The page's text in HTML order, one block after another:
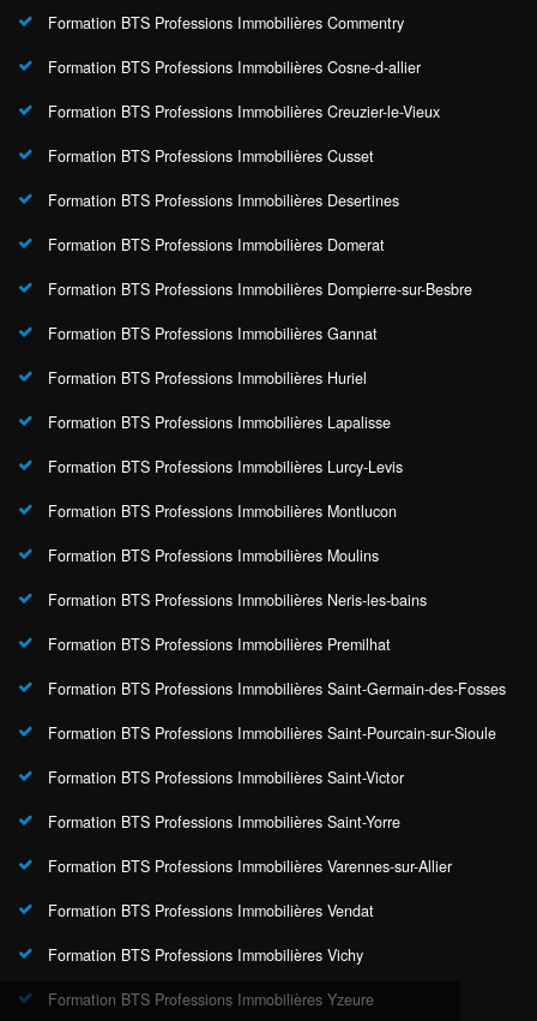
Formation BTS Professions Immobilières Commentry
Formation BTS Professions Immobilières Cosne-d-allier
Formation BTS Professions Immobilières Creuzier-le-Vieux
Formation BTS Professions Immobilières Cusset
Formation BTS Professions Immobilières Desertines
Formation BTS Professions Immobilières Domerat
Formation BTS Professions Immobilières Dompierre-sur-Besbre
Formation BTS Professions Immobilières Gannat
Formation BTS Professions Immobilières Huriel
Formation BTS Professions Immobilières Lapalisse
Formation BTS Professions Immobilières Lurcy-Levis
Formation BTS Professions Immobilières Montlucon
Formation BTS Professions Immobilières Moulins
Formation BTS Professions Immobilières Neris-les-bains
Formation BTS Professions Immobilières Premilhat
Formation BTS Professions Immobilières Saint-Germain-des-Fosses
Formation BTS Professions Immobilières Saint-Pourcain-sur-Sioule
Formation BTS Professions Immobilières Saint-Victor
Formation BTS Professions Immobilières Saint-Yorre
Formation BTS Professions Immobilières Varennes-sur-Allier
Formation BTS Professions Immobilières Vendat
Formation BTS Professions Immobilières Vichy
Formation BTS Professions Immobilières Yzeure